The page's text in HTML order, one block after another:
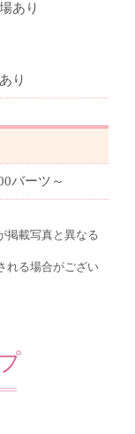
あり
り
バーツ～
掲載写真と異なる
れる場合がござい